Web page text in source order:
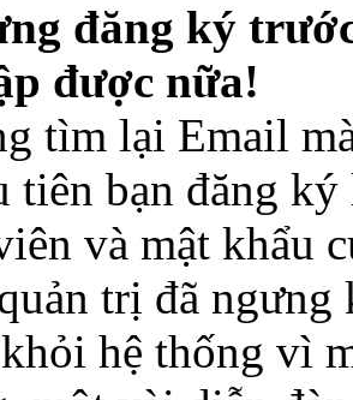
đăng ký
được nữa!
tìm lại Email
tiên bạn đăng
và mật khẩu
trị đã ngưng
hệ thống vì